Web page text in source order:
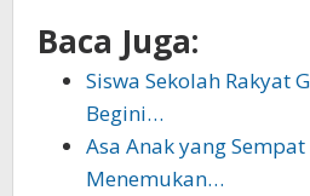
Baca Juga:
Siswa Sekolah Rakyat
Begini…
Asa Anak yang
Menemukan…